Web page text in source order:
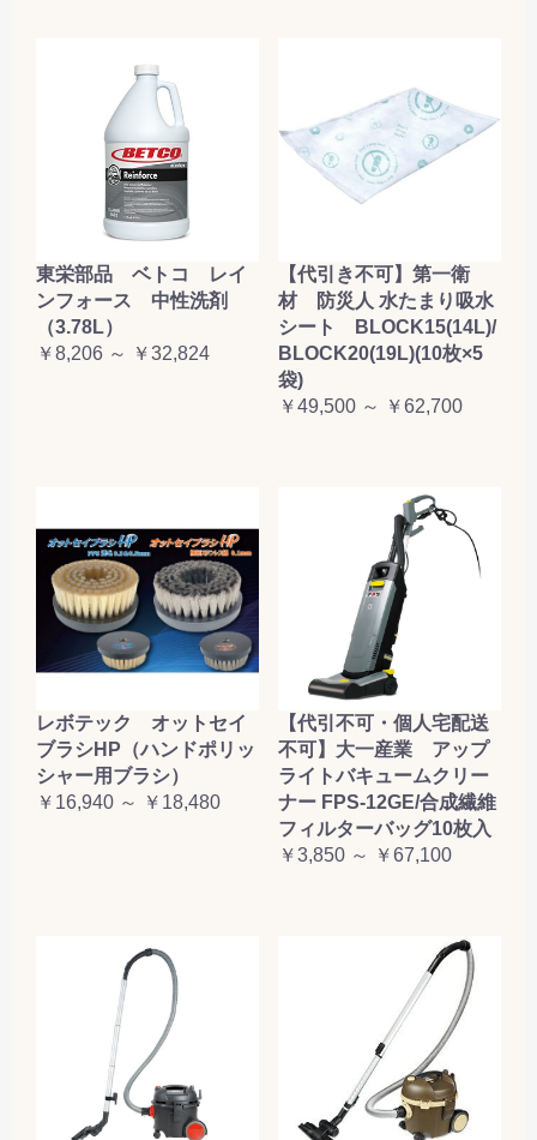
東栄部品 ベトコ レイ
ンフォース 中性洗剤
（3.78L）
￥8,206 ～ ￥32,824
【代引き不可】第一衛
材 防災人 水たまり吸水
シート BLOCK15(14L)/
BLOCK20(19L)(10枚×5
袋)
￥49,500 ～ ￥62,700
レボテック オットセイ
ブラシHP（ハンドポリッ
シャー用ブラシ）
￥16,940 ～ ￥18,480
【代引不可・個人宅配送
不可】大一産業 アップ
ライトバキュームクリー
ナー FPS-12GE/合成繊維
フィルターバッグ10枚入
￥3,850 ～ ￥67,100